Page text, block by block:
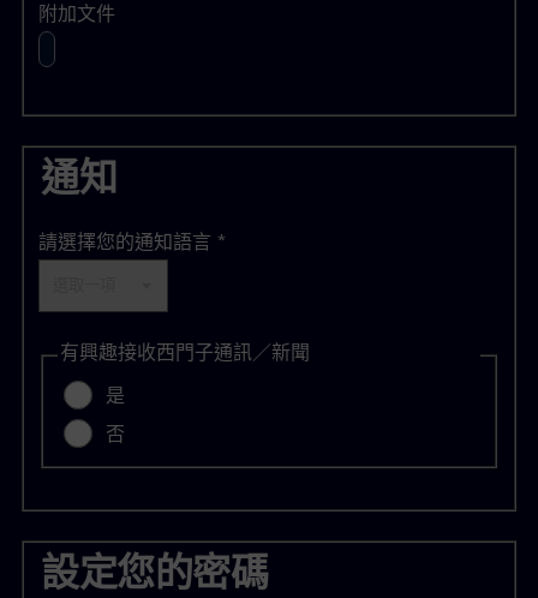
附加文件
通知
請選擇您的通知語言 *
有興趣接收西門子通訊／新聞
是
否
設定您的密碼